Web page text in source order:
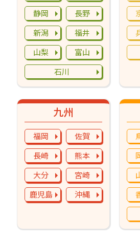
九州
福岡
佐賀
長崎
熊本
大分
宮崎
鹿児島
沖縄
静岡
長野
新潟
福井
山梨
富山
石川